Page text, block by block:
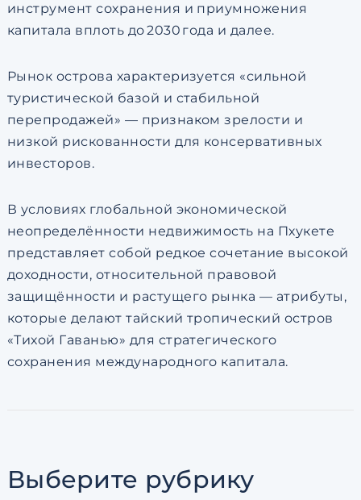
инструмент сохранения и приумножения
капитала вплоть до 2030 года и далее.
Рынок острова характеризуется «сильной
туристической базой и стабильной
перепродажей» — признаком зрелости и
низкой рискованности для консервативных
инвесторов.
В условиях глобальной экономической
неопределённости недвижимость на Пхукете
представляет собой редкое сочетание высокой
доходности, относительной правовой
защищённости и растущего рынка — атрибуты,
которые делают тайский тропический остров
«Тихой Гаванью» для стратегического
сохранения международного капитала.
Выберите рубрику